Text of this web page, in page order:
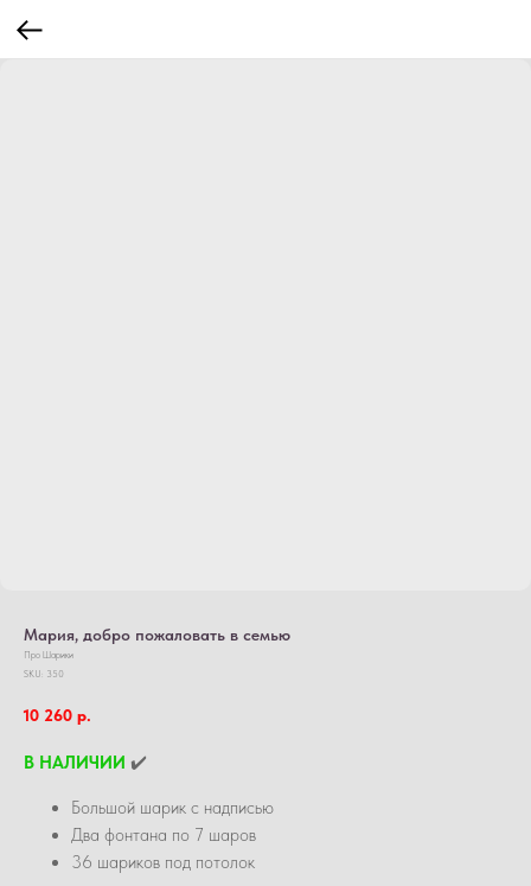
Мария, добро пожаловать в семью
Про Шарики
SKU: 350
10 260 р.
В НАЛИЧИИ ✔️
Большой шарик с надписью
Два фонтана по 7 шаров
36 шариков под потолок